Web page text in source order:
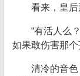
看来，皇后
“有活人么
如果敢伤害那
清冷的音